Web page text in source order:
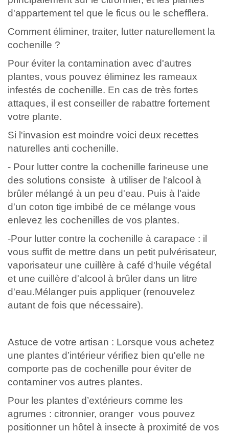
d'appartement tel que le ficus ou le schefflera.
Comment éliminer, traiter, lutter naturellement la
cochenille ?
Pour éviter la contamination avec d'autres
plantes, vous pouvez éliminez les rameaux
infestés de cochenille. En cas de très fortes
attaques, il est conseiller de rabattre fortement
votre plante.
Si l'invasion est moindre voici deux recettes
naturelles anti cochenille.
- Pour lutter contre la cochenille farineuse une
des solutions consiste à utiliser de l'alcool à
brûler mélangé à un peu d'eau. Puis à l'aide
d'un coton tige imbibé de ce mélange vous
enlevez les cochenilles de vos plantes.
-Pour lutter contre la cochenille à carapace : il
vous suffit de mettre dans un petit pulvérisateur,
vaporisateur une cuillère à café d'huile végétal
et une cuillère d'alcool à brûler dans un litre
d'eau.Mélanger puis appliquer (renouvelez
autant de fois que nécessaire).
Astuce de votre artisan : Lorsque vous achetez
une plantes d’intérieur vérifiez bien qu'elle ne
comporte pas de cochenille pour éviter de
contaminer vos autres plantes.
Pour les plantes d’extérieurs comme les
agrumes : citronnier, oranger vous pouvez
positionner un hôtel à insecte à proximité de vos